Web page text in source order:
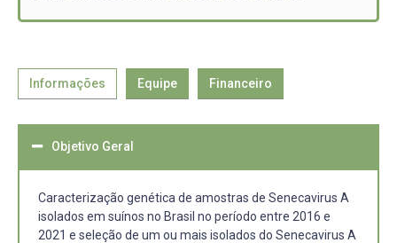
Informações Equipe Financeiro
Objetivo Geral
Caracterização genética de amostras de Senecavirus A
isolados em suínos no Brasil no período entre 2016 e
2021 e seleção de um ou mais isolados do Senecavirus A